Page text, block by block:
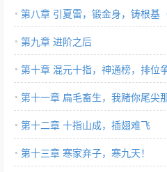
第八章 引夏雷，锻金身，铸根基（
第九章 进阶之后
第十章 混元十指，神通榜，排位
第十一章 扁毛畜生，我赌你尾尖
第十二章 十指山成，插翅难飞
第十三章 寒家弃子，寒九天！